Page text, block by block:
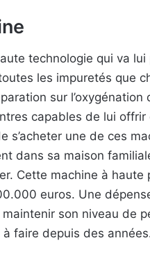
technologie qui va
les impuretés que
sur
capables de lui offrir
s’acheter une de ces
dans sa maison
Cette machine à haute
euros. Une
son niveau de
faire depuis des